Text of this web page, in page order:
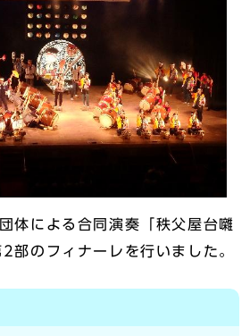
体による合同演奏「秩父屋台囃
部のフィナーレを行いました。